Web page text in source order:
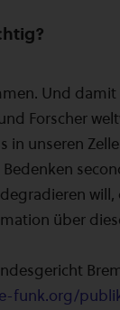
Und
Forscher
in unseren
über
funk.org/